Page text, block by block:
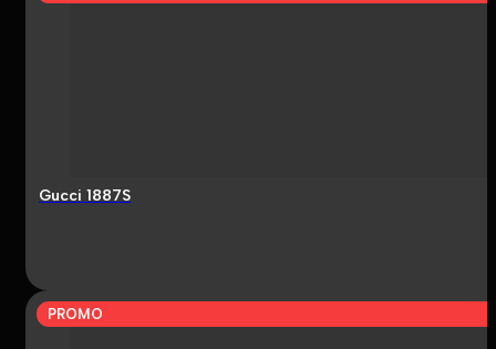
Gucci 1887S
PROMO